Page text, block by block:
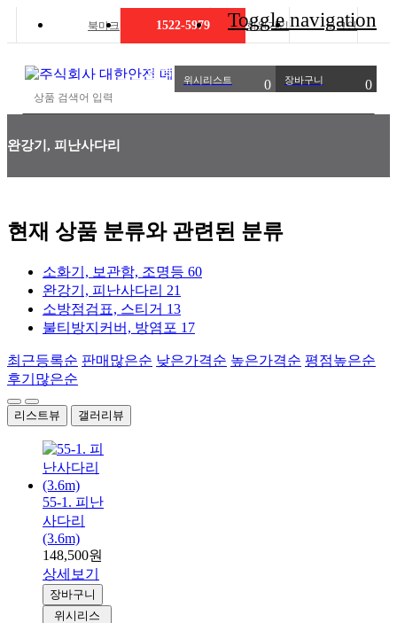
북마크 1522-5979 회원가입 로그인
Toggle navigation
상품명 입력 필수
위시리스트 0 장바구니 0
완강기, 피난사다리
현재 상품 분류와 관련된 분류
소화기, 보관함, 조명등 60
완강기, 피난사다리 21
소방점검표, 스티거 13
불티방지커버, 방염포 17
최근등록순 판매많은순 낮은가격순 높은가격순 평점높은순
후기많은순
리스트뷰 갤러리뷰
55-1. 피난
사다리
(3.6m)
148,500원
상세보기
장바구니
위시리스